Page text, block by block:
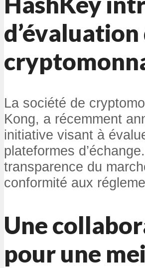
d’évaluation
La société de
Kong, a récemment
initiative visant à
plateformes
transparence du
conformité aux
Une
pour une